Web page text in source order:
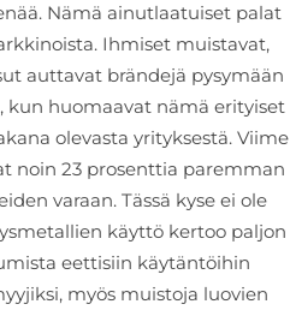
Nämä ainutlaatuiset palat
Ihmiset muistavat,
auttavat brändejä pysymään
kun huomaavat nämä erityiset
olevasta yrityksestä. Viime
noin 23 prosenttia paremman
varaan. Tässä kyse ei ole
käyttö kertoo paljon
eettisiin käytäntöihin
myös muistoja luovien